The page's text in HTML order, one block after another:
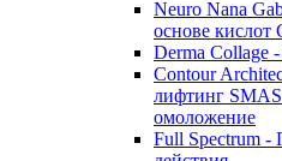
Neuro Nana
основе
Derma Collage
Contour
лифтинг
омоложение
Full Spectrum -